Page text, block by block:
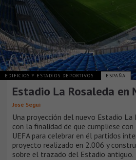
EDIFICIOS Y ESTADIOS DEPORTIVOS ESPAÑA
Estadio La Rosaleda en
José Seguí
Una proyección del nuevo Estadio La
con la finalidad de que cumpliese
UEFA para celebrar en él partidos
proyecto realizado en 2.006 y
sobre el trazado del Estadio antiguo.